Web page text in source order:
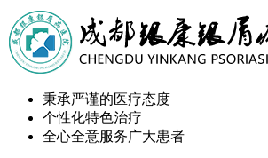
秉承严谨的医疗态度
个性化特色治疗
全心全意服务广大患者